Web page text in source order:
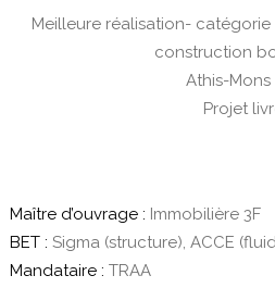
Meilleure réalisation-
construction
Athis-Mons
Projet
Maître d’ouvrage : Immobilière 3F
BET : Sigma (structure), ACCE
Mandataire : TRAA